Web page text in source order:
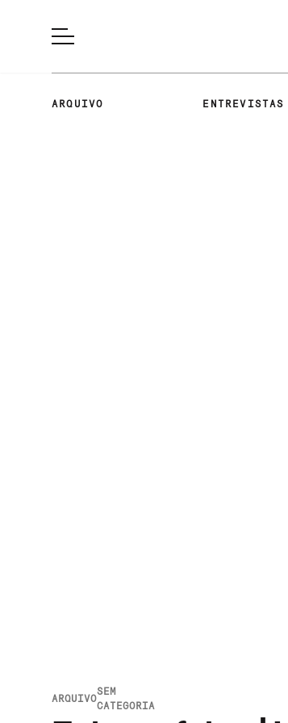
ARQUIVO ENTREVISTAS
ARQUIVO
SEM
CATEGORIA